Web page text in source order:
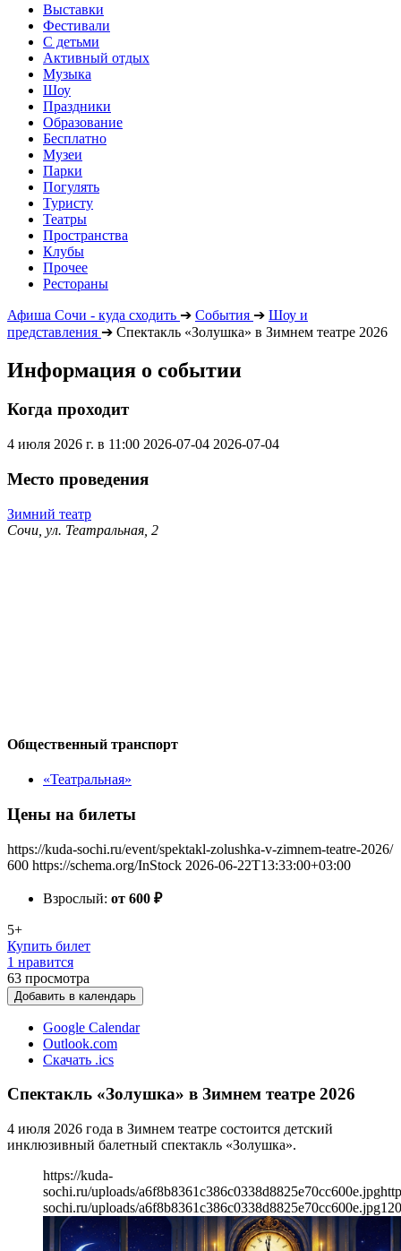
Выставки
Фестивали
С детьми
Активный отдых
Музыка
Шоу
Праздники
Образование
Бесплатно
Музеи
Парки
Погулять
Туристу
Театры
Пространства
Клубы
Прочее
Рестораны
Афиша Сочи - куда сходить ➔ События ➔ Шоу и
представления ➔ Спектакль «Золушка» в Зимнем театре 2026
Информация о событии
Когда проходит
4 июля 2026 г. в 11:00 2026-07-04 2026-07-04
Место проведения
Зимний театр
Сочи, ул. Театральная, 2
Общественный транспорт
«Театральная»
Цены на билеты
https://kuda-sochi.ru/event/spektakl-zolushka-v-zimnem-teatre-2026/
600 https://schema.org/InStock 2026-06-22T13:33:00+03:00
Взрослый: от 600 ₽
5+
Купить билет
1 нравится
63 просмотра
Добавить в календарь
Google Calendar
Outlook.com
Скачать .ics
Спектакль «Золушка» в Зимнем театре 2026
4 июля 2026 года в Зимнем театре состоится детский
инклюзивный балетный спектакль «Золушка».
https://kuda-
sochi.ru/uploads/a6f8b8361c386c0338d8825e70cc600e.jpg
sochi.ru/uploads/a6f8b8361c386c0338d8825e70cc600e.jpg